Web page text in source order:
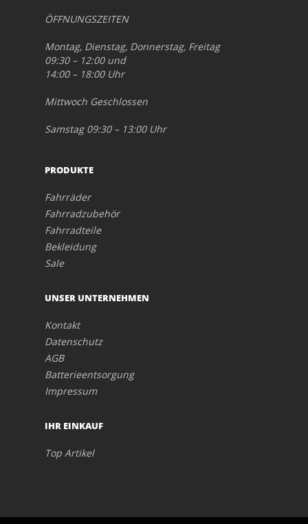
ÖFFNUNGSZEITEN
Montag, Dienstag, Donnerstag, Freitag
09:30 – 12:00 und
14:00 – 18:00 Uhr
Mittwoch Geschlossen
Samstag 09:30 – 13:00 Uhr
PRODUKTE
Fahrräder
Fahrradzubehör
Fahrradteile
Bekleidung
Sale
UNSER UNTERNEHMEN
Kontakt
Datenschutz
AGB
Batterieentsorgung
Impressum
IHR EINKAUF
Top Artikel